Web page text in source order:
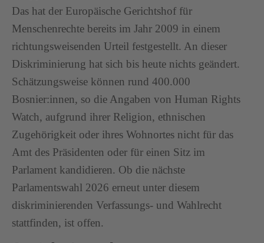
Das hat der Europäische Gerichtshof für
Menschenrechte bereits im Jahr 2009 in einem
richtungsweisenden Urteil festgestellt. An dieser
Diskriminierung hat sich bis heute nichts geändert.
Schätzungsweise können rund 400.000
Bosnier:innen, so die Angaben von Human Rights
Watch, aufgrund ihrer Religion, ethnischen
Zugehörigkeit oder ihres Wohnortes nicht für das
Amt des Präsidenten oder für einen Sitz im
Parlament kandidieren. Ob die nächste
Parlamentswahl 2026 erneut unter diesem
diskriminierenden Verfassungs- und Wahlrecht
stattfinden, ist offen.